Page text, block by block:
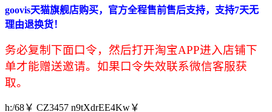
goovis天猫旗舰店购买，官方全程售前售后支持，支持7天无
理由退换货！
务必复制下面口令，然后打开淘宝APP进入店铺下
单才能赠送邀请。如果口令失效联系微信客服获
取。
h:/68￥ CZ3457 n9tXdrEE4Kw￥